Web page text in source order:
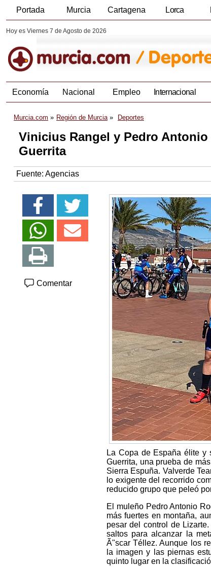
Portada Murcia Cartagena Lorca
Hoy es Viernes 7 de Agosto de 2026
Economía Nacional Empleo Internacional
Murcia.com Región de Murcia Deportes
Vinicius Rangel y Pedro
Guerrita
Fuente: Agencias
Comentar
La Copa de España élite y
Guerrita, una prueba de
Sierra Espuña. Valverde
lo exigente del recorrido
reducido grupo que peleó
El muleño Pedro Antonio
más fuertes en montaña,
pesar del control de
saltos para alcanzar la
Ã"scar Téllez. Aunque los
la imagen y las piernas
quinto lugar en la